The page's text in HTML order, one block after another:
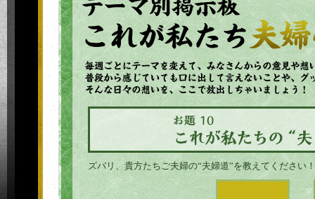
ズバリ、貴方たちご夫婦の“夫婦道”を教えてください！